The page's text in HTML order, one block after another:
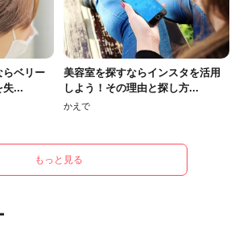
らベリー
失...
美容室を探すならインスタを活用
しよう！その理由と探し方...
かえで
もっと見る